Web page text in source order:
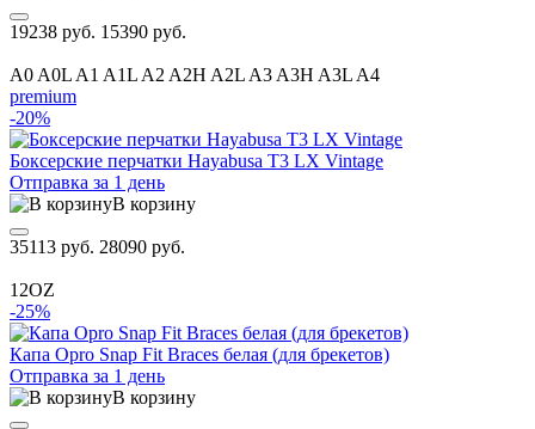
19238 руб. 15390 руб.
A0 A0L A1 A1L A2 A2H A2L A3 A3H A3L A4
premium
-20%
Боксерские перчатки Hayabusa T3 LX Vintage
Отправка за 1 день
В корзину
35113 руб. 28090 руб.
12OZ
-25%
Капа Opro Snap Fit Braces белая (для брекетов)
Отправка за 1 день
В корзину